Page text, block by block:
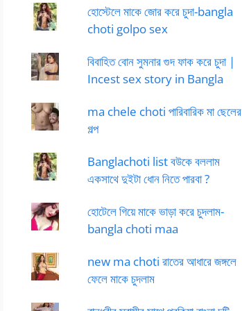
হোস্টেলে মাকে জোর করে চুদা-bangla
choti golpo sex
বিবাহিত বোন সুমনার গুদ ফাক করে চুদা |
Incest sex story in Bangla
ma chele choti পারিবারিক মা ছেলের
গল্প
Banglachoti list বউকে বললাম
একসাথে দুইটা ধোন নিতে পারবা ?
হোটেলে গিয়ে মাকে ভাড়া করে চুদলাম-
bangla choti maa
new ma choti রাতের আধারে জঙ্গলে
ফেলে মাকে চুদলাম